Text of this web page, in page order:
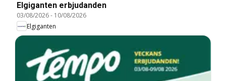
Elgiganten erbjudanden
03/08/2026- 10/08/2026
Elgiganten